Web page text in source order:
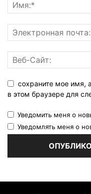
сохраните мое имя,
в этом браузере для
Уведомить меня о
Уведомлять меня о